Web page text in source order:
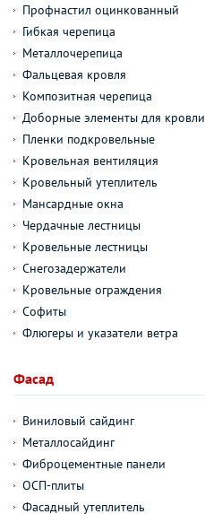
Профнастил оцинкованный
Гибкая черепица
Металлочерепица
Фальцевая кровля
Композитная черепица
Доборные элементы для кровли
Пленки подкровельные
Кровельная вентиляция
Кровельный утеплитель
Мансардные окна
Чердачные лестницы
Кровельные лестницы
Снегозадержатели
Кровельные ограждения
Софиты
Флюгеры и указатели ветра
Фасад
Виниловый сайдинг
Металлосайдинг
Фиброцементные панели
ОСП-плиты
Фасадный утеплитель